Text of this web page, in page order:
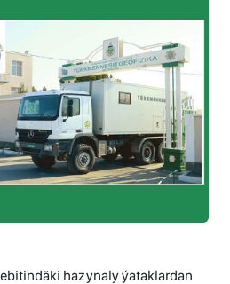
hazynaly ýataklardan